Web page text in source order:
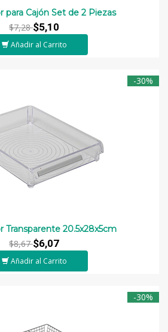
para Cajón Set de 2 Piezas
$7,28$5,10
Añadir al Carrito
-30%
Transparente 20.5x28x5cm
$8,67$6,07
Añadir al Carrito
-30%